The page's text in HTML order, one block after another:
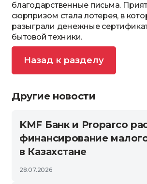
благодарственные письма.
сюрпризом стала лотерея, в
разыграли денежные
бытовой техники.
Назад к разделу
Другие новости
KMF Банк и Proparco
финансирование
в Казахстане
28.07.2026